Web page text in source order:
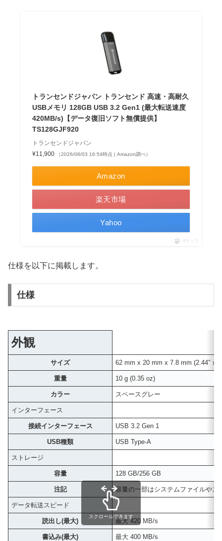
トランセンドジャパン トランセンド 高速・高耐久
USBメモリ 128GB USB 3.2 Gen1 (最大転送速度
420MB/s)【データ復旧ソフト無償提供】
TS128GJF920
トランセンドジャパン
¥11,900
（2026/08/03 16:54時点 | Amazon調べ）
Amazon
楽天市場
Yahoo
ポチップ
仕様を以下に掲載します。
仕様
外観
サイズ 62 mm x 20 mm x 7.8 mm (2.44″ x
重量 10 g (0.35 oz)
カラー スペースグレー
インターフェース
接続インターフェース USB 3.2 Gen 1
USB種類 USB Type-A
ストレージ
容量 128 GB/256 GB
注記 容量の一部はシステムファイルや
データ転送スピード
読出し(最大) 最大 420 MB/s
書込み(最大) 最大 400 MB/s
スクロールできます